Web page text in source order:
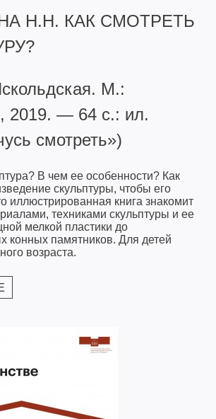
Н.Н. КАК СМОТРЕТЬ
М.:
2019. — 64 с.: ил.
смотреть»)
В чем ее особенности? Как
скульптуры, чтобы его
иллюстрированная книга знакомит
техниками скульптуры и ее
мелкой пластики до
конных памятников. Для детей
возраста.